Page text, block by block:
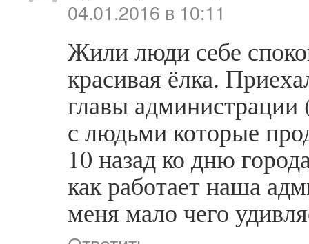
04.01.2016 в 10:11
Жили люди себе
красивая ёлка.
главы
с людьми которые
10 назад ко дню
как работает наша
меня мало чего